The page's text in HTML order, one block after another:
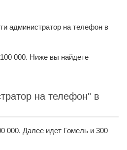
администратор на телефон в
000. Ниже вы найдете
на телефон" в
000. Далее идет Гомель и 300